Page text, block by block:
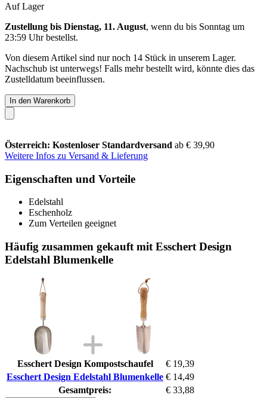
Auf Lager
Zustellung bis Dienstag, 11. August, wenn du bis Sonntag um
23:59 Uhrbestellst.
Von diesem Artikel sind nur noch 14 Stück in unserem Lager.
Nachschub ist unterwegs! Falls mehr bestellt wird, könnte dies das
Zustelldatum beeinflussen.
In den Warenkorb
Österreich: Kostenloser Standardversand ab € 39,90
Weitere Infos zu Versand & Lieferung
Eigenschaften und Vorteile
Edelstahl
Eschenholz
Zum Verteilen geeignet
Häufig zusammen gekauft mit Esschert Design
Edelstahl Blumenkelle
Esschert Design Kompostschaufel
€ 19,39
Esschert Design Edelstahl Blumenkelle € 14,49
Gesamtpreis:
€ 33,88